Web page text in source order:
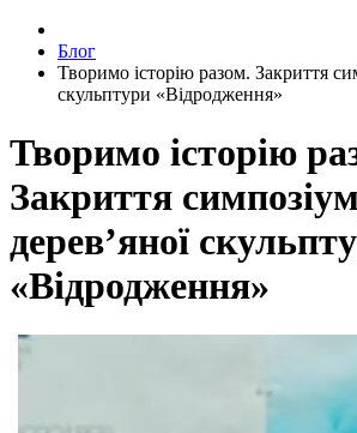
Блог
Творимо історію разом. Закриття
скульптури «Відродження»
Творимо історію
Закриття
дерев’яної
«Відродження»